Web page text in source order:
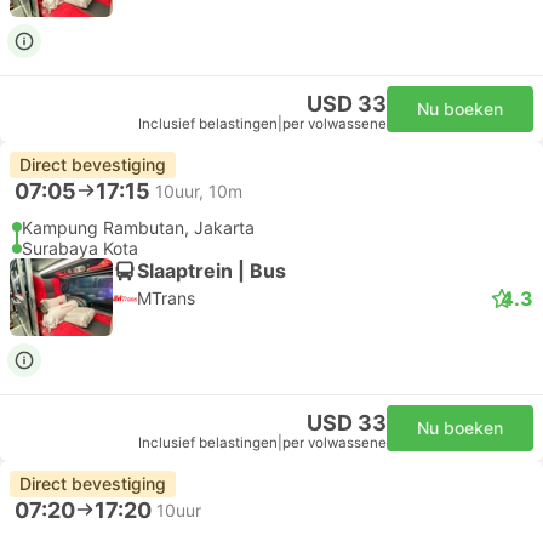
USD 33
Inclusief belastingen per volwassene
Nu boeken
Direct bevestiging
07:05 17:15 10uur, 10m
Kampung Rambutan, Jakarta
Surabaya Kota
Slaaptrein | Bus
MTrans 4.3
USD 33
Inclusief belastingen per volwassene
Nu boeken
Direct bevestiging
07:20 17:20 10uur